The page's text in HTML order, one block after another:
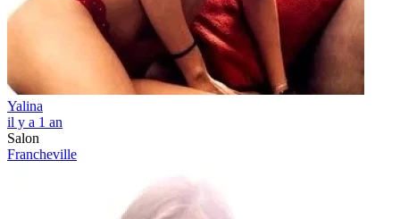
Yalina
il y a 1 an
Salon
Francheville